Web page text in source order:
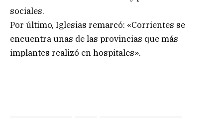
sociales.
Por último, Iglesias remarcó: «Corrientes se
encuentra unas de las provincias que más
implantes realizó en hospitales».